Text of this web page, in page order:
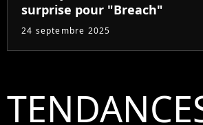
surprise pour "Breach"
24 septembre 2025